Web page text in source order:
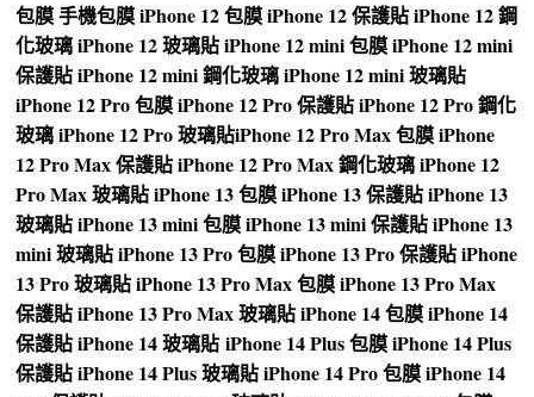
包膜手機包膜iPhone 12 包膜iPhone 12 保護貼iPhone 12 鋼
化玻璃iPhone 12 玻璃貼iPhone 12 mini 包膜iPhone 12 mini
保護貼iPhone 12 mini 鋼化玻璃iPhone 12 mini 玻璃貼
iPhone 12 Pro 包膜iPhone 12 Pro 保護貼iPhone 12 Pro 鋼化
玻璃iPhone 12 Pro 玻璃貼iPhone 12 Pro Max 包膜iPhone
12 Pro Max 保護貼iPhone 12 Pro Max 鋼化玻璃iPhone 12
Pro Max 玻璃貼iPhone 13 包膜iPhone 13 保護貼iPhone 13
玻璃貼iPhone 13 mini 包膜iPhone 13 mini 保護貼iPhone 13
mini 玻璃貼iPhone 13 Pro 包膜iPhone 13 Pro 保護貼iPhone
13 Pro 玻璃貼iPhone 13 Pro Max 包膜iPhone 13 Pro Max
保護貼iPhone 13 Pro Max 玻璃貼iPhone 14 包膜iPhone 14
保護貼iPhone 14 玻璃貼iPhone 14 Plus 包膜iPhone 14 Plus
保護貼iPhone 14 Plus 玻璃貼iPhone 14 Pro 包膜iPhone 14